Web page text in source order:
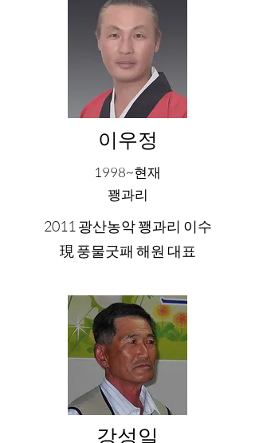
이우정
1998~현재
​꽹과리
2011 광산농악 꽹과리 이수
現 풍물굿패 해원 대표
강성일